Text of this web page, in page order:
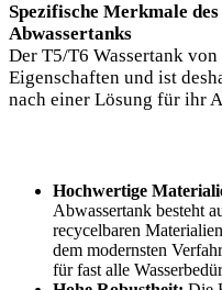
Spezifische Merkmale
Abwassertanks
Der T5/T6 Wassertank
Eigenschaften und ist
nach einer Lösung für ihr
Hochwertige
Abwassertank besteht
recycelbaren
dem modernsten
für fast alle